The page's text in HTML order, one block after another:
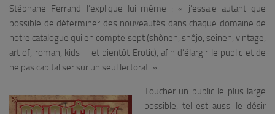
Stéphane Ferrand l’explique lui-même : « j’essaie autant que
possible de déterminer des nouveautés dans chaque domaine de
notre catalogue qui en compte sept (shônen, shôjo, seinen, vintage,
art of, roman, kids – et bientôt Erotic), afin d’élargir le public et de
ne pas capitaliser sur un seul lectorat. »
Toucher un public le plus large
possible, tel est aussi le désir